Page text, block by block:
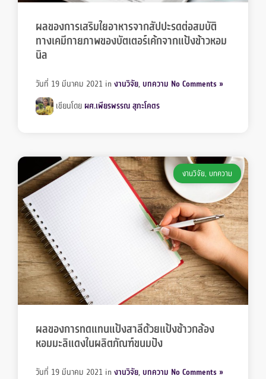
ผลของการเสริมใยอาหารจากสัปปะรดต่อสมบัติ
ทางเคมีกายภาพของบัตเตอร์เค้กจากแป้งข้าวหอม
นิล
วันที่ 19 มีนาคม 2021 inงานวิจัย, บทความ No Comments »
เขียนโดย ผศ.เพียรพรรณ สุภะโคตร
งานวิจัย, บทความ
ผลของการทดแทนแป้งสาลีด้วยแป้งข้าวกล้อง
หอมมะลิแดงในผลิตภัณฑ์ขนมปัง
วันที่ 19 มีนาคม 2021 inงานวิจัย, บทความ No Comments »